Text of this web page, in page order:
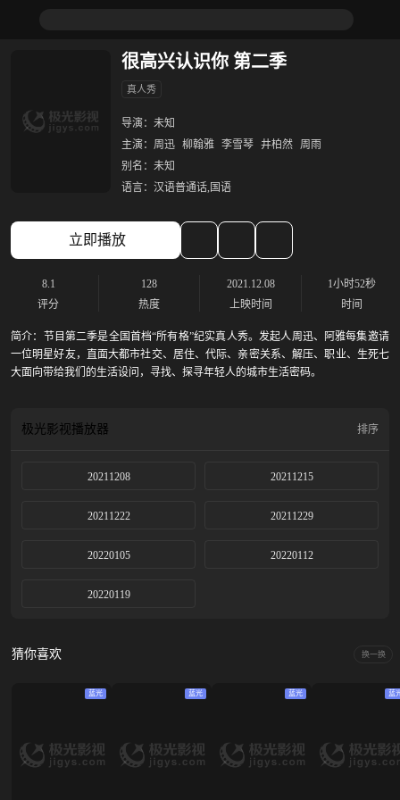
很高兴认识你 第二季
真人秀
导演： 未知
主演： 周迅 柳翰雅 李雪琴 井柏然 周雨
别名： 未知
语言： 汉语普通话,国语
立即播放
8.1
评分
128
热度
2021.12.08
上映时间
1小时52秒
时间
简介：
节目第二季是全国首档“所有格”纪实真⼈秀。发起人周迅、阿雅每集邀请
一位明星好友，直面大都市社交、居住、代际、亲密关系、解压、职业、生死七
大面向带给我们的生活设问，寻找、探寻年轻人的城市生活密码。
极光影视播放器 排序
20211208 20211215
20211222 20211229
20220105 20220112
20220119
猜你喜欢 换一换
蓝光 蓝光 蓝光 蓝